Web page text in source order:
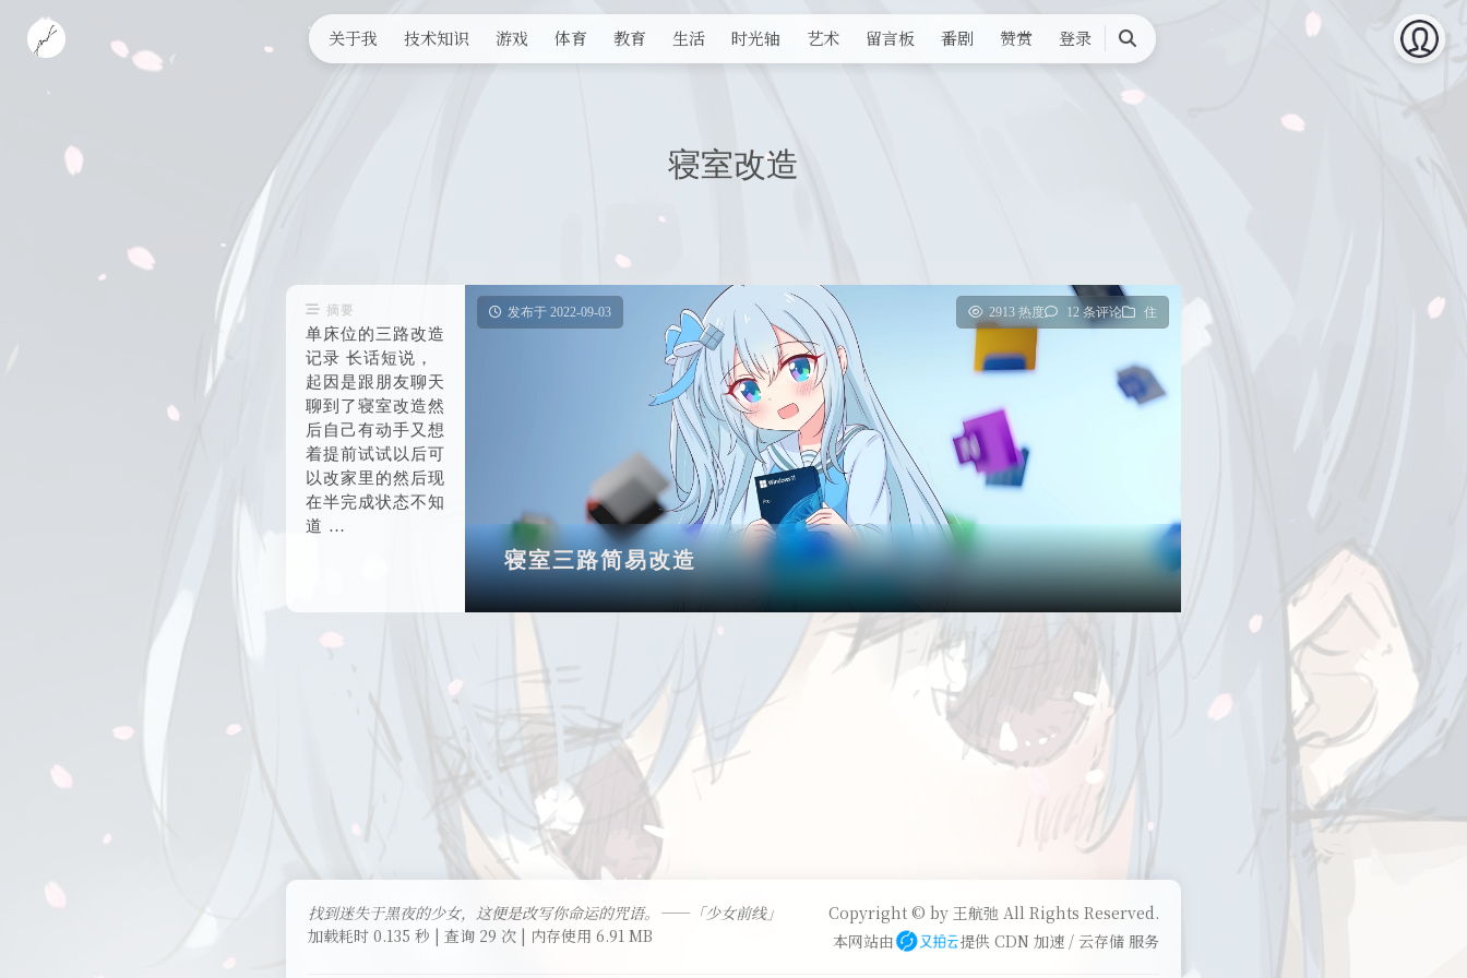
关于我 技术知识 游戏 体育 教育 生活 时光轴 艺术 留言板 番剧 赞赏 登录
搜
索
寝室改造
发布于 2022-09-03 2913 热度 12 条评论 住
寝室三路简易改造
摘要
单床位的三路改造
记录 长话短说，
起因是跟朋友聊天
聊到了寝室改造然
后自己有动手又想
着提前试试以后可
以改家里的然后现
在半完成状态不知
道 …
找到迷失于黑夜的少女，这便是改写你命运的咒语。——「少女前线」
Copyright © by 王航弛 All Rights Reserved.
加载耗时 0.135 秒 | 查询 29 次 | 内存使用 6.91 MB
本网站由 提供 CDN 加速 / 云存储 服务